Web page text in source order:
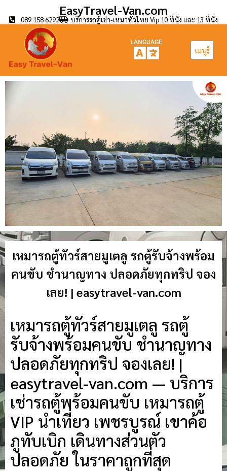
EasyTravel-Van.com
089 158 6292 บริการรถตู้เช่า-เหมาทั่วไทย Vip 10 ที่นั่ง และ 13 ที่นั่ง
เมนู
LANGUAGE
เหมารถตู้ทัวร์สายมูเตลู รถตู้รับจ้างพร้อม
คนขับ ชำนาญทาง ปลอดภัยทุกทริป จอง
เลย! | easytravel-van.com
เหมารถตู้ทัวร์สายมูเตลู รถตู้
รับจ้างพร้อมคนขับ ชำนาญทาง
ปลอดภัยทุกทริป จองเลย! |
easytravel-van.com — บริการ
เช่ารถตู้พร้อมคนขับ เหมารถตู้
VIP นำเที่ยว เพชรบูรณ์ เขาค้อ
ภูทับเบิก เดินทางส่วนตัว
ปลอดภัย ในราคาถูกที่สุด